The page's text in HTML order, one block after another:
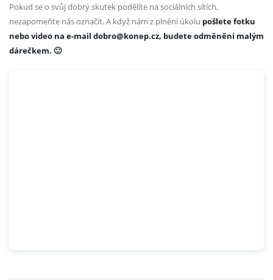
Pokud se o svůj dobrý skutek podělíte na sociálních sítích,
nezapomeňte nás označit. A když nám z plnění úkolu pošlete fotku
nebo video na e-mail dobro@konep.cz, budete odměněni malým
dárečkem. 🙂